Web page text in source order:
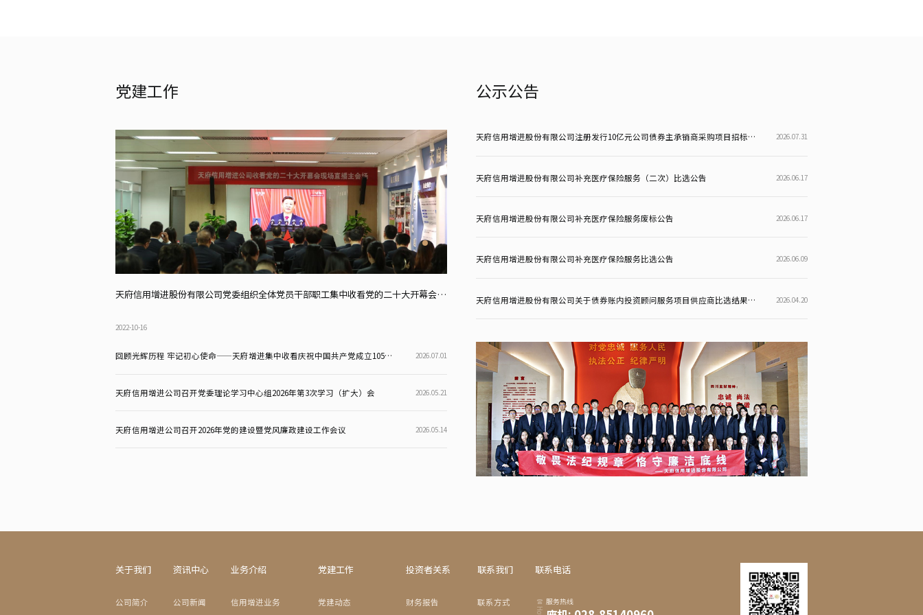
党建工作
天府信用增进股份有限公司党委组织全体党员干部职工集中收看党的二十大开幕会直播
2022-10-16
回顾光辉历程 牢记初心使命——天府增进集中收看庆祝中国共产党成立105周年大会 2026.07.01
天府信用增进公司召开党委理论学习中心组2026年第3次学习（扩大）会 2026.05.21
天府信用增进公司召开2026年党的建设暨党风廉政建设工作会议 2026.05.14
公示公告
天府信用增进股份有限公司注册发行10亿元公司债券主承销商采购项目招标公告 2026.07.31
天府信用增进股份有限公司补充医疗保险服务（二次）比选公告 2026.06.17
天府信用增进股份有限公司补充医疗保险服务废标公告 2026.06.17
天府信用增进股份有限公司补充医疗保险服务比选公告 2026.06.09
天府信用增进股份有限公司关于债券账内投资顾问服务项目供应商比选结果的公告 2026.04.20
关于我们
公司简介
资讯中心
公司新闻
业务介绍
信用增进业务
党建工作
党建动态
投资者关系
财务报告
联系我们
联系方式
联系电话
服务热线